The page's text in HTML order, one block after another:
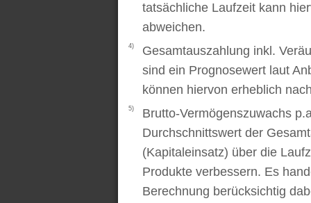
tatsächliche Laufzeit kann
abweichen.
4)
Gesamtauszahlung inkl.
sind ein Prognosewert laut
können hiervon erheblich
5)
Brutto-Vermögenszuwachs
Durchschnittswert der
(Kapitaleinsatz) über die
Produkte verbessern. Es
Berechnung berücksichtig